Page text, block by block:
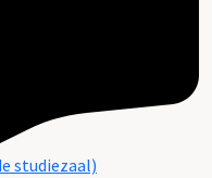
studiezaal)